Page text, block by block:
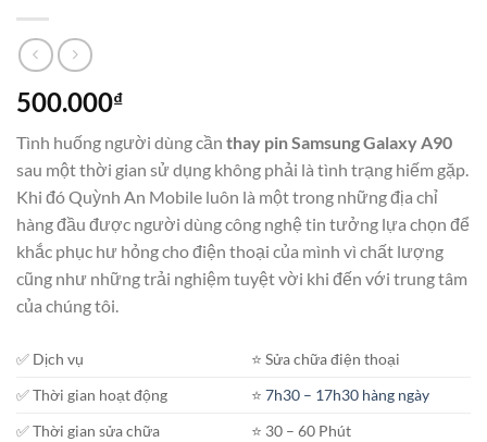
500.000₫
Tình huống người dùng cần thay pin Samsung Galaxy A90
sau một thời gian sử dụng không phải là tình trạng hiếm gặp.
Khi đó Quỳnh An Mobile luôn là một trong những địa chỉ
hàng đầu được người dùng công nghệ tin tưởng lựa chọn để
khắc phục hư hỏng cho điện thoại của mình vì chất lượng
cũng như những trải nghiệm tuyệt vời khi đến với trung tâm
của chúng tôi.
✅ Dịch vụ
⭐️ Sửa chữa điện thoại
✅ Thời gian hoạt động
⭐️7h30 – 17h30 hàng ngày
✅ Thời gian sửa chữa
⭐️ 30 – 60 Phút